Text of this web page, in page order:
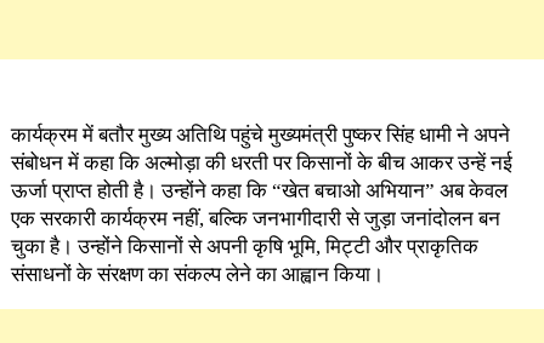
कार्यक्रम में बतौर मुख्य अतिथि पहुंचे मुख्यमंत्री पुष्कर सिंह धामी ने अपने
संबोधन में कहा कि अल्मोड़ा की धरती पर किसानों के बीच आकर उन्हें नई
ऊर्जा प्राप्त होती है। उन्होंने कहा कि “खेत बचाओ अभियान” अब केवल
एक सरकारी कार्यक्रम नहीं, बल्कि जनभागीदारी से जुड़ा जनांदोलन बन
चुका है। उन्होंने किसानों से अपनी कृषि भूमि, मिट्टी और प्राकृतिक
संसाधनों के संरक्षण का संकल्प लेने का आह्वान किया।